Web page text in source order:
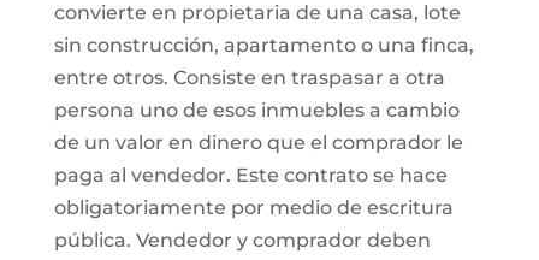
convierte en propietaria de una casa, lote
sin construcción, apartamento o una finca,
entre otros. Consiste en traspasar a otra
persona uno de esos inmuebles a cambio
de un valor en dinero que el comprador le
paga al vendedor. Este contrato se hace
obligatoriamente por medio de escritura
pública. Vendedor y comprador deben